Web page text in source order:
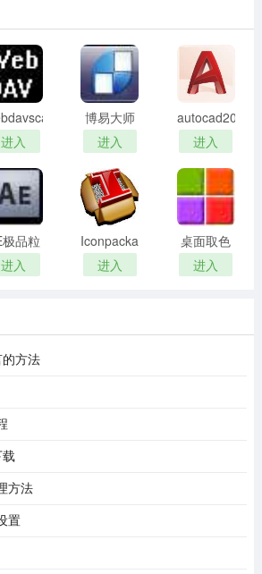
显示图标。
。
置。
中，输入法初始状态为英文的问题。
英文显示不正确的问题。
客户端
漏洞
描软件)
进入
博易大师
资管版
进入
autocad2002
迷你版
进入
极品粒
子插件
进入
Iconpackager
中文补丁
进入
桌面取色
工具
colorpix
进入
方法
载
方法
置